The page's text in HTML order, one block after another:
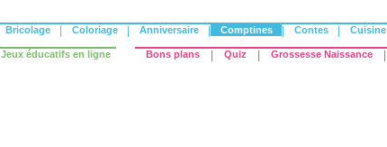
Bricolage Coloriage Anniversaire Comptines Contes Cuisine
Jeux éducatifs en ligne Bons plans Quiz Grossesse Naissance